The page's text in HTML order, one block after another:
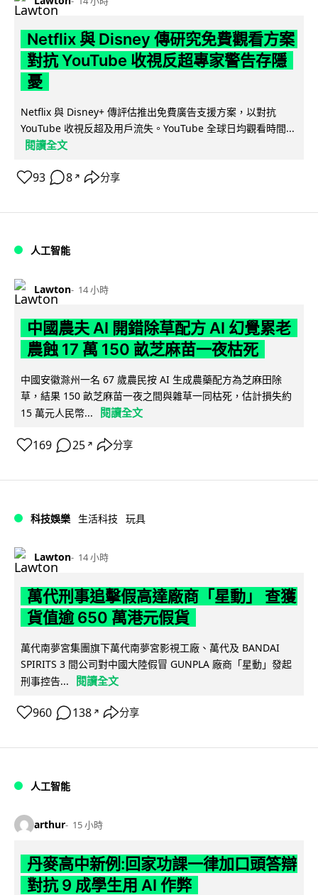
Netflix 與 Disney 傳研究免費觀看方案
對抗 YouTube 收視反超專家警告存隱
憂
Netflix 與 Disney+ 傳評估推出免費廣告支援方案，以對抗
YouTube 收視反超及用戶流失。YouTube 全球日均觀看時間...
閱讀全文
93 8 ↗ 分享
人工智能
Lawton 14 小時
中國農夫 AI 開錯除草配方 AI 幻覺累老
農蝕 17 萬 150 畝芝麻苗一夜枯死
中國安徽滁州一名 67 歲農民按 AI 生成農藥配方為芝麻田除
草，結果 150 畝芝麻苗一夜之間與雜草一同枯死，估計損失約
15 萬元人民幣...
閱讀全文
169 25 ↗ 分享
科技娛樂 生活科技 玩具
Lawton 14 小時
萬代刑事追擊假高達廠商「星動」 查獲
貨值逾 650 萬港元假貨
萬代南夢宮集團旗下萬代南夢宮影視工廠、萬代及 BANDAI
SPIRITS 3 間公司對中國大陸假冒 GUNPLA 廠商「星動」發起
刑事控告...
閱讀全文
960 138 ↗ 分享
人工智能
arthur 15 小時
丹麥高中新例:回家功課一律加口頭答辯
對抗 9 成學生用 AI 作弊